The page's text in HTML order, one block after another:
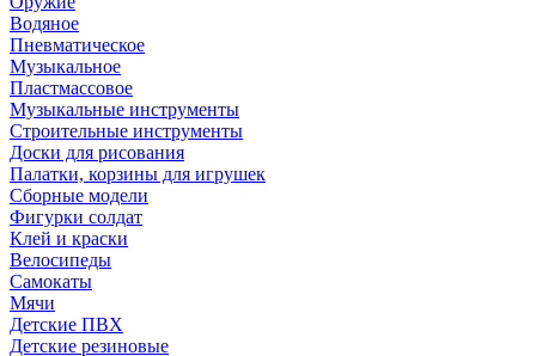
Водяное
Пневматическое
Музыкальное
Пластмассовое
Музыкальные инструменты
Строительные инструменты
Доски для рисования
Палатки, корзины для игрушек
Сборные модели
Фигурки солдат
Клей и краски
Велосипеды
Самокаты
Мячи
Детские ПВХ
Детские резиновые